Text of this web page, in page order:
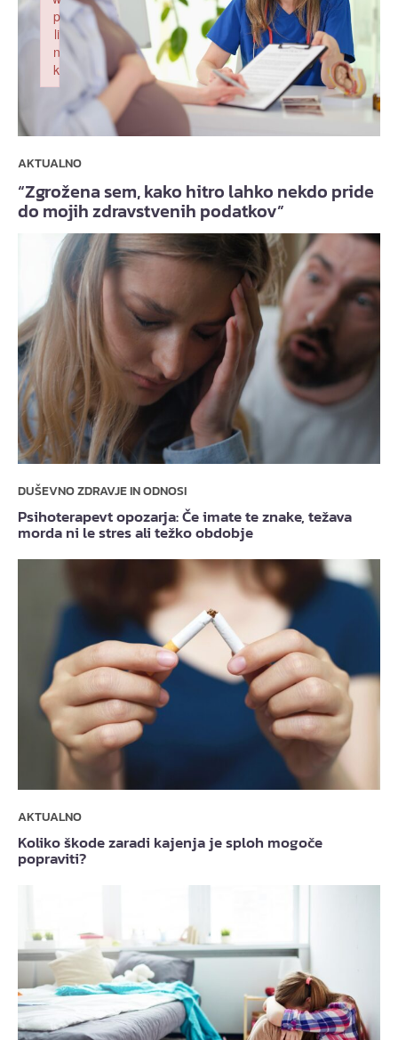
AKTUALNO
“Zgrožena sem, kako hitro lahko nekdo pride
do mojih zdravstvenih podatkov”
DUŠEVNO ZDRAVJE IN ODNOSI
Psihoterapevt opozarja: Če imate te znake, težava
morda ni le stres ali težko obdobje
AKTUALNO
Koliko škode zaradi kajenja je sploh mogoče
popraviti?
p
li
n
k
Failed to initialize plugin: wplink